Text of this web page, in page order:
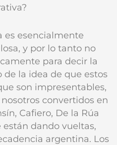
es esencialmente
y por lo tanto no
para decir la
de la idea de que estos
son impresentables,
convertidos en
Cafiero, De la Rúa
están dando vueltas,
argentina. Los